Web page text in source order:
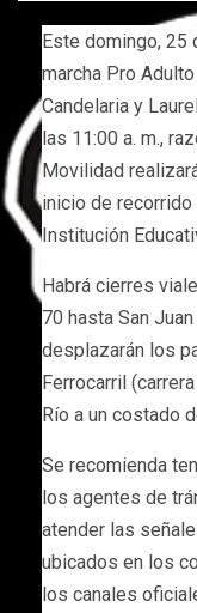
Este domingo, 25
marcha Pro
Candelaria y
las 11:00 a. m.,
Movilidad
inicio de recorrido
Institución
Habrá cierres
70 hasta San
desplazarán los
Ferrocarril
Río a un costado
Se recomienda
los agentes de
atender las
ubicados en los
los canales